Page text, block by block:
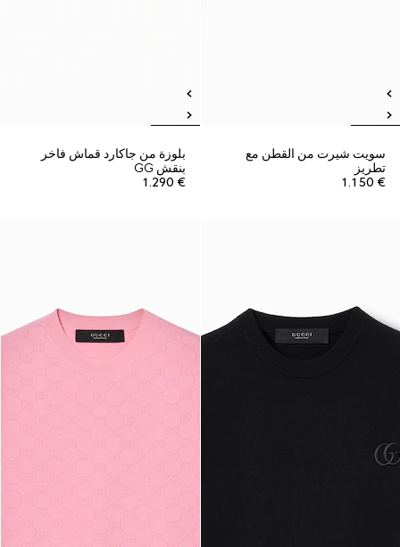
سويت شيرت من القطن مع
تطريز
€ 1.150
بلوزة من جاكارد قماش فاخر
بنقش GG
€ 1.290